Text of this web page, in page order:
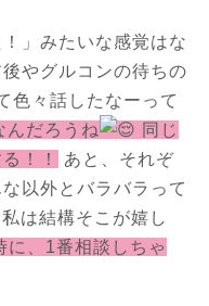
」みたいな感覚はな
やグルコンの待ちの
色々話したなーって
んだろうね
同じ
！！
あと、それぞ
以外とバラバラって
私は結構そこが嬉し
に、1番相談しちゃ